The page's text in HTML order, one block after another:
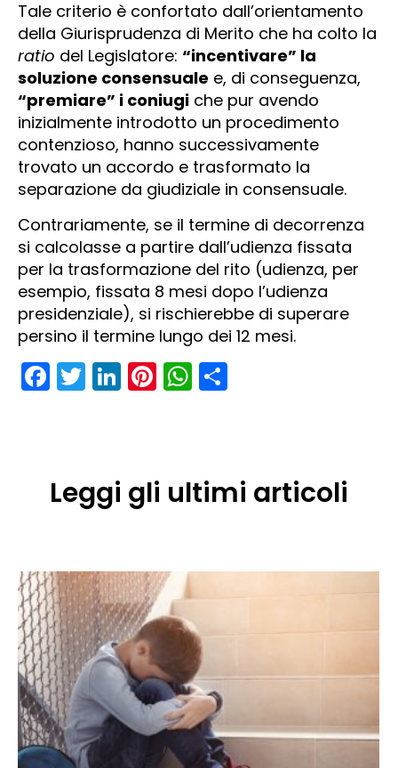
Tale criterio è confortato dall’orientamento
della Giurisprudenza di Merito che ha colto la
ratio del Legislatore: “incentivare” la
soluzione consensuale e, di conseguenza,
“premiare” i coniugi che pur avendo
inizialmente introdotto un procedimento
contenzioso, hanno successivamente
trovato un accordo e trasformato la
separazione da giudiziale in consensuale.
Contrariamente, se il termine di decorrenza
si calcolasse a partire dall’udienza fissata
per la trasformazione del rito (udienza, per
esempio, fissata 8 mesi dopo l’udienza
presidenziale), si rischierebbe di superare
persino il termine lungo dei 12 mesi.
Facebook
Twitter
LinkedIn
Pinterest
WhatsApp
Leggi gli ultimi articoli